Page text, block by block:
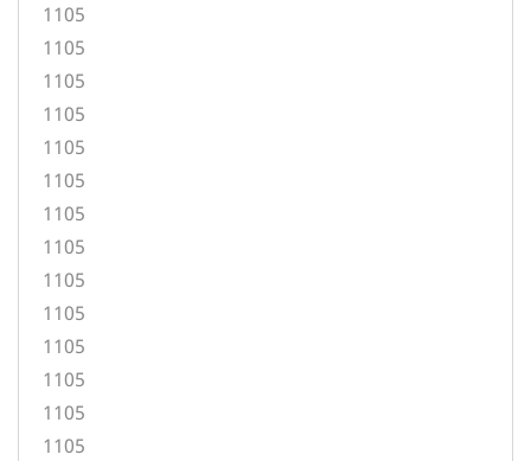
1105
1105
1105
1105
1105
1105
1105
1105
1105
1105
1105
1105
1105
1105